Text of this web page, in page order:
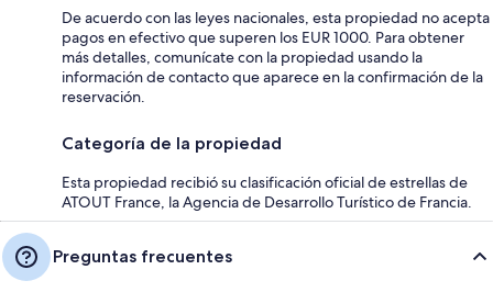
De acuerdo con las leyes nacionales, esta propiedad no acepta
pagos en efectivo que superen los EUR 1000. Para obtener
más detalles, comunícate con la propiedad usando la
información de contacto que aparece en la confirmación de la
reservación.
Categoría de la propiedad
Esta propiedad recibió su clasificación oficial de estrellas de
ATOUT France, la Agencia de Desarrollo Turístico de Francia.
Preguntas frecuentes